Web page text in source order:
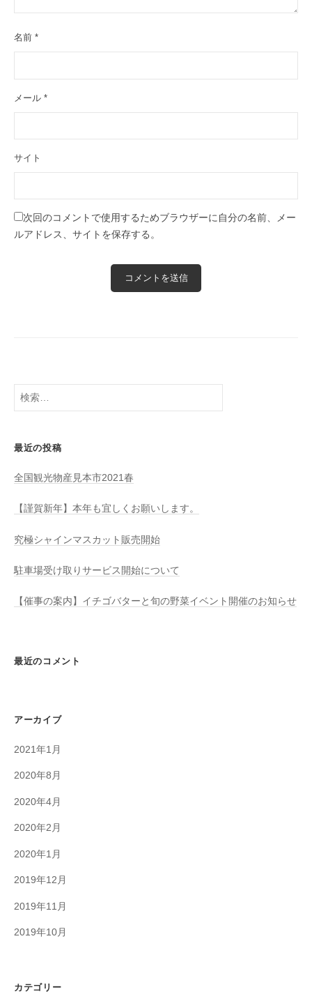
名前 *
メール *
サイト
次回のコメントで使用するためブラウザーに自分の名前、メー
ルアドレス、サイトを保存する。
検
索
最近の投稿
全国観光物産見本市2021春
【謹賀新年】本年も宜しくお願いします。
究極シャインマスカット販売開始
駐車場受け取りサービス開始について
【催事の案内】イチゴバターと旬の野菜イベント開催のお知らせ
最近のコメント
アーカイブ
2021年1月
2020年8月
2020年4月
2020年2月
2020年1月
2019年12月
2019年11月
2019年10月
カテゴリー